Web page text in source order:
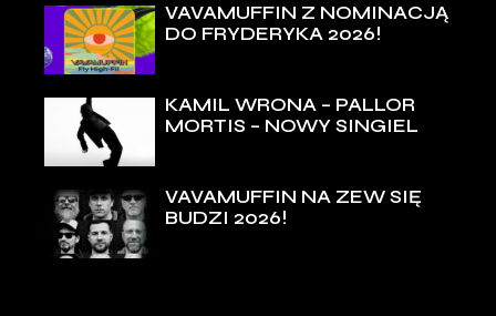
VAVAMUFFIN Z NOMINACJĄ
DO FRYDERYKA 2026!
KAMIL WRONA – PALLOR
MORTIS – NOWY SINGIEL
VAVAMUFFIN NA ZEW SIĘ
BUDZI 2026!